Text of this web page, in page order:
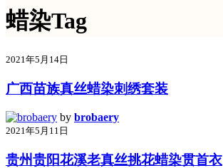
蜡染Tag
2021年5月14日
广西苗族真丝蜡染刺绣套装
by brobaery
2021年5月11日
贵州贵阳花溪老真丝挑花蜡染贯首衣